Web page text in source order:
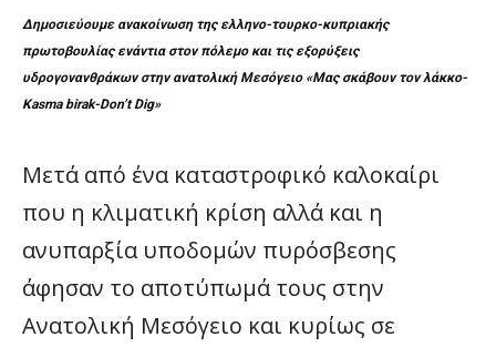
Δημοσιεύουμε ανακοίνωση της ελληνο-τουρκο-κυπριακής
πρωτοβουλίας ενάντια στον πόλεμο και τις εξορύξεις
υδρογονανθράκων στην ανατολική Μεσόγειο «Μας σκάβουν τον λάκκο-
Kasma birak-Don’t Dig»
Μετά από ένα καταστροφικό καλοκαίρι
που η κλιματική κρίση αλλά και η
ανυπαρξία υποδομών πυρόσβεσης
άφησαν το αποτύπωμά τους στην
Ανατολική Μεσόγειο και κυρίως σε